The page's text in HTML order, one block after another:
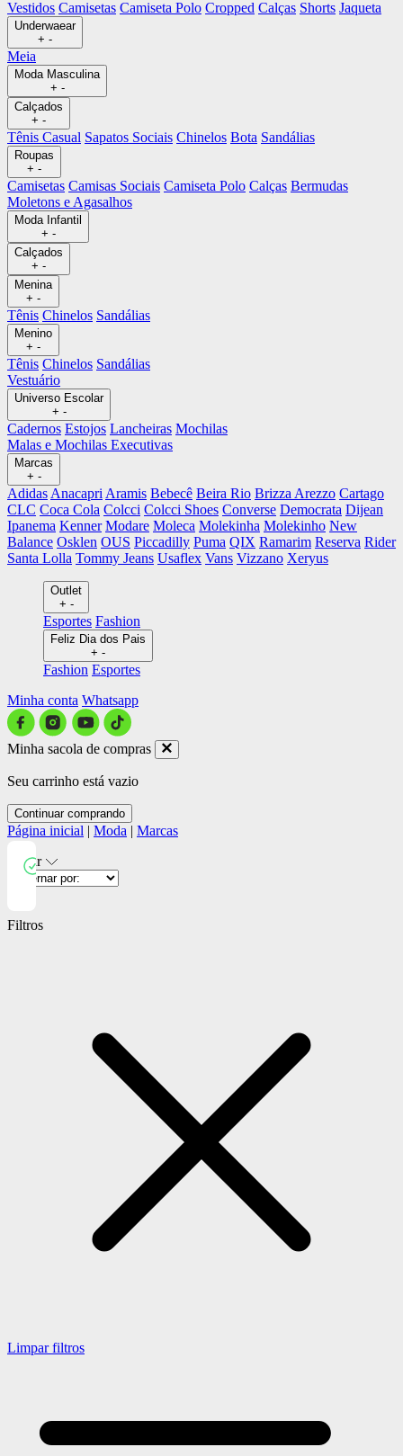
Vestidos Camisetas Camiseta Polo Cropped Calças Shorts Jaqueta
Underwaear
+ -
Meia
Moda Masculina
+ -
Calçados
+ -
Tênis Casual Sapatos Sociais Chinelos Bota Sandálias
Roupas
+ -
Camisetas Camisas Sociais Camiseta Polo Calças Bermudas
Moletons e Agasalhos
Moda Infantil
+ -
Calçados
+ -
Menina
+ -
Tênis Chinelos Sandálias
Menino
+ -
Tênis Chinelos Sandálias
Vestuário
Universo Escolar
+ -
Cadernos Estojos Lancheiras Mochilas
Malas e Mochilas Executivas
Marcas
+ -
Adidas Anacapri Aramis Bebecê Beira Rio Brizza Arezzo Cartago
CLC Coca Cola Colcci Colcci Shoes Converse Democrata Dijean
Ipanema Kenner Modare Moleca Molekinha Molekinho New
Balance Osklen OUS Piccadilly Puma QIX Ramarim Reserva Rider
Santa Lolla Tommy Jeans Usaflex Vans Vizzano Xeryus
Outlet
+ -
Esportes Fashion
Feliz Dia dos Pais
+ -
Fashion Esportes
Minha conta Whatsapp
Minha sacola de compras
Seu carrinho está vazio
Continuar comprando
Página inicial | Moda | Marcas
Filtrar
Filtros
Limpar filtros